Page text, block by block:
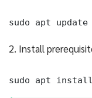
sudo apt
2. Install
sudo apt install